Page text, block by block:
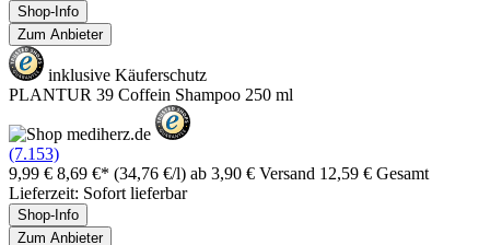
Shop-Info
Zum Anbieter
inklusive Käuferschutz
PLANTUR 39 Coffein Shampoo 250 ml
(7.153)
9,99 € 8,69 €* (34,76 €/l) ab 3,90 € Versand 12,59 € Gesamt
Lieferzeit: Sofort lieferbar
Shop-Info
Zum Anbieter